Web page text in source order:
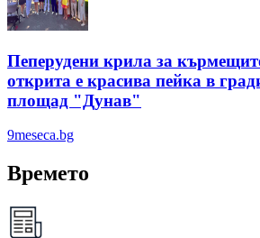
Пеперудени крила за
открита е красива пейка в
площад "Дунав"
9meseca.bg
Времето